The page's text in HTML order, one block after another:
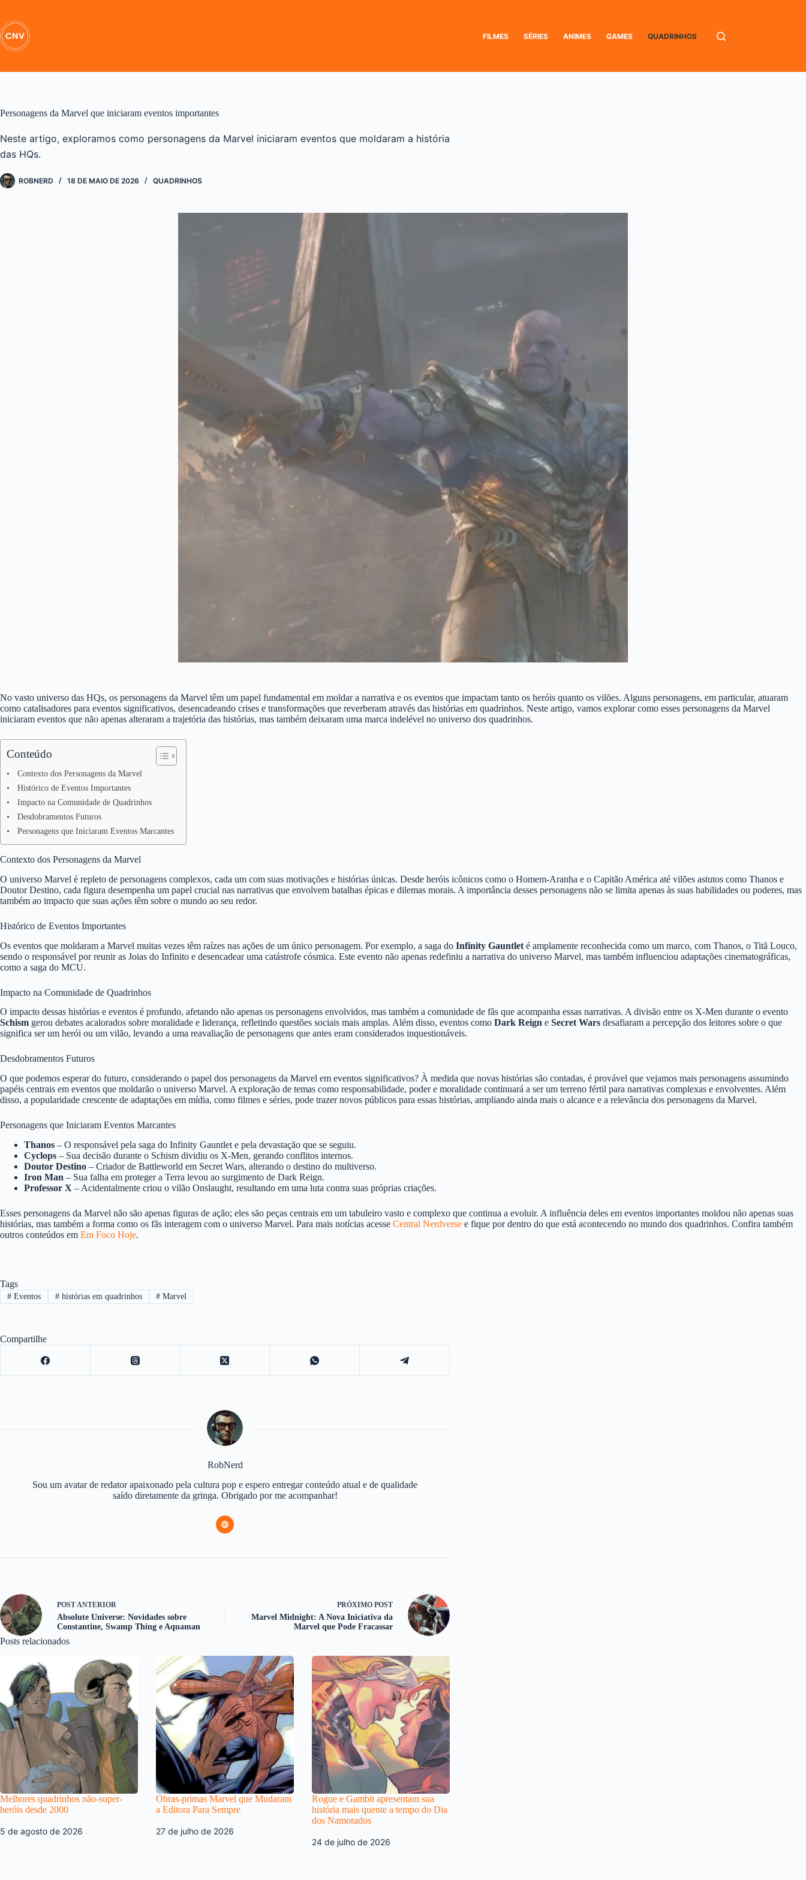
o
conteúdo
FILMES SÉRIES ANIMES GAMES QUADRINHOS
Personagens da Marvel que iniciaram eventos importantes
Neste artigo, exploramos como personagens da Marvel iniciaram eventos que moldaram a história
das HQs.
ROBNERD 18 DE MAIO DE 2026 QUADRINHOS
No vasto universo das HQs, os personagens da Marvel têm um papel fundamental em moldar a narrativa e os eventos que impactam tanto os heróis quanto os vilões. Alguns personagens, em particular, atuaram
como catalisadores para eventos significativos, desencadeando crises e transformações que reverberam através das histórias em quadrinhos. Neste artigo, vamos explorar como esses personagens da Marvel
iniciaram eventos que não apenas alteraram a trajetória das histórias, mas também deixaram uma marca indelével no universo dos quadrinhos.
Conteúdo
Contexto dos Personagens da Marvel
Histórico de Eventos Importantes
Impacto na Comunidade de Quadrinhos
Desdobramentos Futuros
Personagens que Iniciaram Eventos Marcantes
Contexto dos Personagens da Marvel
O universo Marvel é repleto de personagens complexos, cada um com suas motivações e histórias únicas. Desde heróis icônicos como o Homem-Aranha e o Capitão América até vilões astutos como Thanos e
Doutor Destino, cada figura desempenha um papel crucial nas narrativas que envolvem batalhas épicas e dilemas morais. A importância desses personagens não se limita apenas às suas habilidades ou poderes, mas
também ao impacto que suas ações têm sobre o mundo ao seu redor.
Histórico de Eventos Importantes
Os eventos que moldaram a Marvel muitas vezes têm raízes nas ações de um único personagem. Por exemplo, a saga do Infinity Gauntlet é amplamente reconhecida como um marco, com Thanos, o Titã Louco,
sendo o responsável por reunir as Joias do Infinito e desencadear uma catástrofe cósmica. Este evento não apenas redefiniu a narrativa do universo Marvel, mas também influenciou adaptações cinematográficas,
como a saga do MCU.
Impacto na Comunidade de Quadrinhos
O impacto dessas histórias e eventos é profundo, afetando não apenas os personagens envolvidos, mas também a comunidade de fãs que acompanha essas narrativas. A divisão entre os X-Men durante o evento
Schism gerou debates acalorados sobre moralidade e liderança, refletindo questões sociais mais amplas. Além disso, eventos como Dark Reign e Secret Wars desafiaram a percepção dos leitores sobre o que
significa ser um herói ou um vilão, levando a uma reavaliação de personagens que antes eram considerados inquestionáveis.
Desdobramentos Futuros
O que podemos esperar do futuro, considerando o papel dos personagens da Marvel em eventos significativos? À medida que novas histórias são contadas, é provável que vejamos mais personagens assumindo
papéis centrais em eventos que moldarão o universo Marvel. A exploração de temas como responsabilidade, poder e moralidade continuará a ser um terreno fértil para narrativas complexas e envolventes. Além
disso, a popularidade crescente de adaptações em mídia, como filmes e séries, pode trazer novos públicos para essas histórias, ampliando ainda mais o alcance e a relevância dos personagens da Marvel.
Personagens que Iniciaram Eventos Marcantes
Thanos – O responsável pela saga do Infinity Gauntlet e pela devastação que se seguiu.
Cyclops – Sua decisão durante o Schism dividiu os X-Men, gerando conflitos internos.
Doutor Destino – Criador de Battleworld em Secret Wars, alterando o destino do multiverso.
Iron Man – Sua falha em proteger a Terra levou ao surgimento de Dark Reign.
Professor X – Acidentalmente criou o vilão Onslaught, resultando em uma luta contra suas próprias criações.
Esses personagens da Marvel não são apenas figuras de ação; eles são peças centrais em um tabuleiro vasto e complexo que continua a evoluir. A influência deles em eventos importantes moldou não apenas suas
histórias, mas também a forma como os fãs interagem com o universo Marvel. Para mais notícias acesse Central Nerdverse e fique por dentro do que está acontecendo no mundo dos quadrinhos. Confira também
outros conteúdos em Em Foco Hoje.
Tags
#Eventos #histórias em quadrinhos # Marvel
Compartilhe
RobNerd
Sou um avatar de redator apaixonado pela cultura pop e espero entregar conteúdo atual e de qualidade
saído diretamente da gringa. Obrigado por me acompanhar!
POST ANTERIOR
Absolute Universe: Novidades sobre
Constantine, Swamp Thing e Aquaman
PRÓXIMO POST
Marvel Midnight: A Nova Iniciativa da
Marvel que Pode Fracassar
Posts relacionados
Melhores quadrinhos não-super-
heróis desde 2000
5 de agosto de 2026
Obras-primas Marvel que Mudaram
a Editora Para Sempre
27 de julho de 2026
Rogue e Gambit apresentam sua
história mais quente a tempo do Dia
dos Namorados
24 de julho de 2026